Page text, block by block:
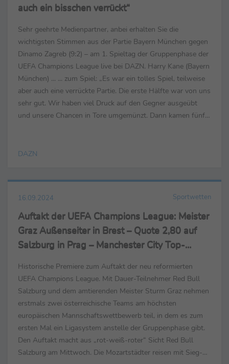
auch ein bisschen verrückt“
Sehr geehrte Medienpartner, anbei erhalten Sie die
wichtigsten Stimmen aus der Partie Bayern München gegen
Dinamo Zagreb (9:2) – am 1. Spieltag der Gruppenphase der
UEFA Champions League live bei DAZN. Harry Kane (Bayern
München) ... ... zum Spiel: „Es war ein tolles Spiel, teilweise
aber auch eine verrückte Partie. Die erste Hälfte war von uns
sehr gut. Wir haben viel Druck auf den Gegner ausgeübt
und unsere Chancen in Tore umgemünzt. Dann kamen fünf
DAZN
16.09.2024 Sportwetten
Auftakt der UEFA Champions League: Meister
Graz Außenseiter in Brest – Quote 2,80 auf
Salzburg in Prag – Manchester City Top-
Historische Premiere zum Auftakt der neu reformierten
UEFA Champions League. Mit Dauer-Teilnehmer Red Bull
Salzburg und dem amtierenden Meister Sturm Graz nehmen
erstmals zwei österreichische Teams am höchsten
europäischen Mannschaftswettbewerb teil, in dem es zum
ersten Mal ein Ligasystem anstelle der Gruppenphase gibt.
Den Auftakt macht aus „rot-weiß-roter“ Sicht Red Bull
Salzburg am Mittwoch. Die Mozartstädter reisen mit Sieg-